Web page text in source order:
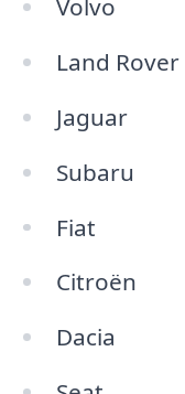
Volvo
Land Rover
Jaguar
Subaru
Fiat
Citroën
Dacia